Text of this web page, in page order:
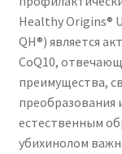
Healthy Origins®
QH®) является
CoQ10,
преимущества,
преобразования
естественным
убихинолом